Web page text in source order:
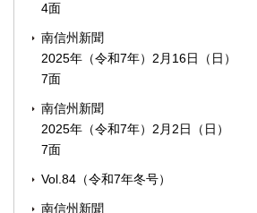
4面
南信州新聞
2025年（令和7年）2月16日（日）
7面
南信州新聞
2025年（令和7年）2月2日（日）
7面
Vol.84（令和7年冬号）
南信州新聞